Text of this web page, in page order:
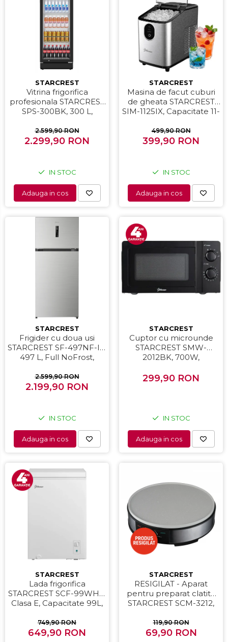
STARCREST
Vitrina frigorifica
profesionala STARCREST
SPS-300BK, 300 L,
Iluminare LED, H 169.5
cm, Negru
2.599,90 RON
2.299,90 RON
IN STOC
Adauga in cos
STARCREST
Masina de facut cuburi
de gheata STARCREST
SIM-1125IX, Capacitate 11-
detasabil, Rezervor apa
0.8 l, Inox
499,90 RON
399,90 RON
IN STOC
Adauga in cos
STARCREST
Frigider cu doua usi
STARCREST SF-497NF-IX,
497 L, Full NoFrost,
Clasa E, Display, Functie
super racire, Blocare
2.599,90 RON
2.199,90 RON
IN STOC
Adauga in cos
STARCREST
Cuptor cu microunde
STARCREST SMW-
2012BK, 700W,
mecanic, 6 Trepte de
putere, Negru
299,90 RON
IN STOC
Adauga in cos
STARCREST
Lada frigorifica
STARCREST SCF-99WHE,
Clasa E, Capacitate 99L,
functie frigider,
Termostat reglabil, Alb
749,90 RON
649,90 RON
STARCREST
RESIGILAT - Aparat
pentru preparat clatite
STARCREST SCM-3212,
ceramic antiaderent, 30
cm, Inox / Negru
119,90 RON
69,90 RON